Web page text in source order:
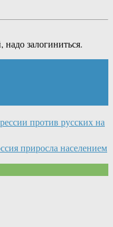
залогиниться.
против русских на
приросла населением